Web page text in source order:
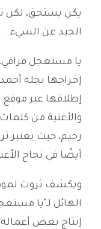
يكن يستحق، لكن
الجيد عن السيء.
يا مستعجل
إخراجها نجله
إطلاقها عبر موقع
والأغنية من
رحيم، حيث يعتبر
أيضًا في نجاح
ويكشف ثروت
الهائل لـ"يا
إنتاج بعض أعماله